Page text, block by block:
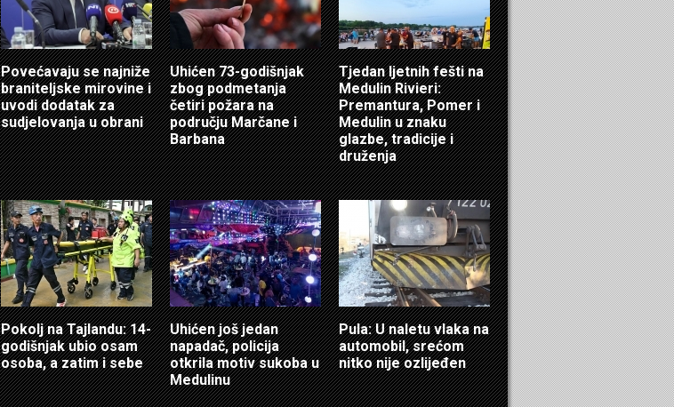
Povećavaju se najniže
braniteljske mirovine i
uvodi dodatak za
sudjelovanja u obrani
Uhićen 73-godišnjak
zbog podmetanja
četiri požara na
području Marčane i
Barbana
Tjedan ljetnih fešti na
Medulin Rivieri:
Premantura, Pomer i
Medulin u znaku
glazbe, tradicije i
druženja
Pokolj na Tajlandu: 14-
godišnjak ubio osam
osoba, a zatim i sebe
Uhićen još jedan
napadač, policija
otkrila motiv sukoba u
Medulinu
Pula: U naletu vlaka na
automobil, srećom
nitko nije ozlijeđen